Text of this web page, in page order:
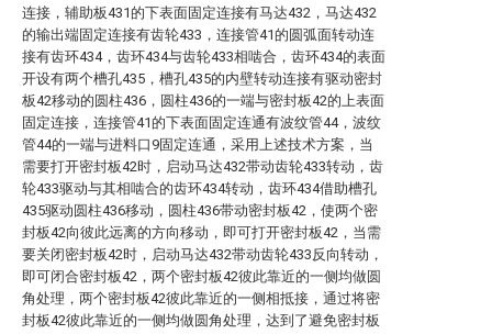
连接，辅助板431的下表面固定连接有马达432，马达432
的输出端固定连接有齿轮433，连接管41的圆弧面转动连
接有齿环434，齿环434与齿轮433相啮合，齿环434的表面
开设有两个槽孔435，槽孔435的内壁转动连接有驱动密封
板42移动的圆柱436，圆柱436的一端与密封板42的上表面
固定连接，连接管41的下表面固定连通有波纹管44，波纹
管44的一端与进料口9固定连通，采用上述技术方案，当
需要打开密封板42时，启动马达432带动齿轮433转动，齿
轮433驱动与其相啮合的齿环434转动，齿环434借助槽孔
435驱动圆柱436移动，圆柱436带动密封板42，使两个密
封板42向彼此远离的方向移动，即可打开密封板42，当需
要关闭密封板42时，启动马达432带动齿轮433反向转动，
即可闭合密封板42，两个密封板42彼此靠近的一侧均做圆
角处理，两个密封板42彼此靠近的一侧相抵接，通过将密
封板42彼此靠近的一侧均做圆角处理，达到了避免密封板